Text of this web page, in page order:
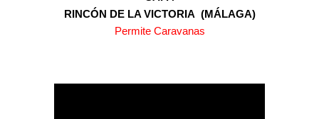
RINCÓN DE LA VICTORIA (MÁLAGA)
Permite Caravanas